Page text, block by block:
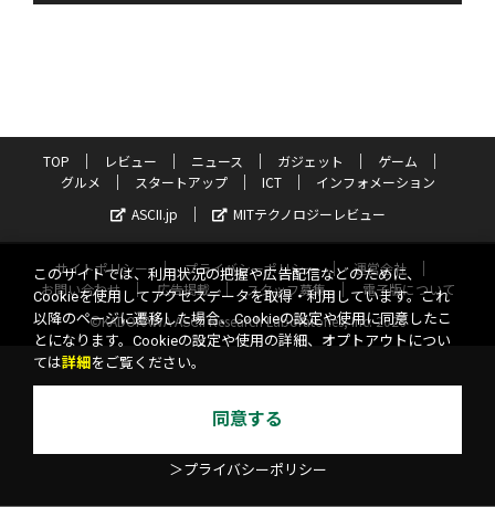
TOP レビュー ニュース ガジェット
ゲーム
グルメ
スタートアップ ICT
インフォメーション
ASCII.jp
MITテクノロジーレビュー
サイトポリシー プライバシーポリシー
運営会社
お問い合わせ
広告掲載 スタッフ募集
電子版について
©KADOKAWA ASCII Research Laboratories, Inc. 2026
このサイトでは、利用状況の把握や広告配信などのために、
Cookieを使用してアクセスデータを取得・利用しています。これ
以降のページに遷移した場合、Cookieの設定や使用に同意したこ
とになります。Cookieの設定や使用の詳細、オプトアウトについ
ては詳細 をご覧ください。
同意する
＞プライバシーポリシー